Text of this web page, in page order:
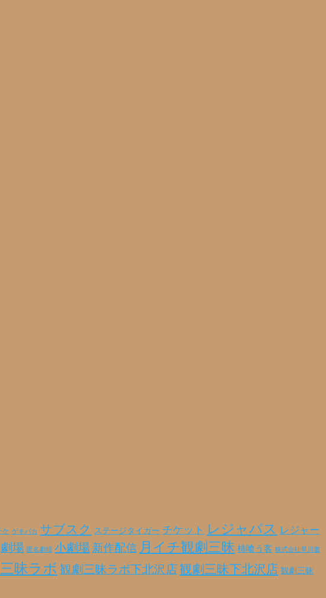
ケ ゲキバカ サブスク ステージタイガー チケット レジャパス レジャー
劇場 匿名劇壇 小劇場 新作配信 月イチ観劇三昧 柿喰う客 株式会社早川書
昧ラボ 観劇三昧ラボ下北沢店観劇三昧下北沢店 観劇三昧